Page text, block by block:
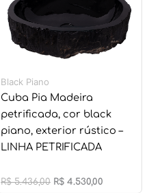
Black Piano
Cuba Pia Madeira
petrificada, cor black
piano, exterior rústico –
LINHA PETRIFICADA
R$5.436,00 R$ 4.530,00